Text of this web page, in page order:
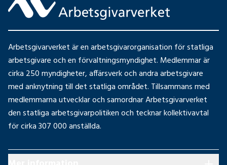
Arbetsgivarverket är en arbetsgivarorganisation för statliga
arbetsgivare och en förvaltningsmyndighet. Medlemmar är
cirka 250 myndigheter, affärsverk och andra arbetsgivare
med anknytning till det statliga området. Tillsammans med
medlemmarna utvecklar och samordnar Arbetsgivarverket
den statliga arbetsgivarpolitiken och tecknar kollektivavtal
för cirka 307 000 anställda.